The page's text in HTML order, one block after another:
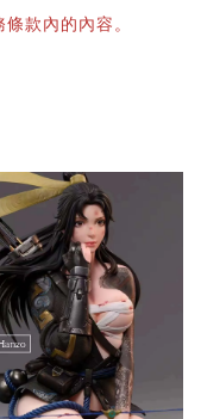
款內的內容。